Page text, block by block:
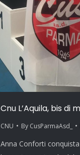
Cnu L’Aquila, bis di
CNU By CusParmaAsd_
Anna Conforti